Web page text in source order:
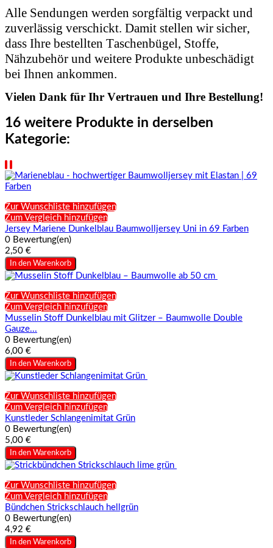
Alle Sendungen werden sorgfältig verpackt und
zuverlässig verschickt. Damit stellen wir sicher,
dass Ihre bestellten Taschenbügel, Stoffe,
Nähzubehör und weitere Produkte unbeschädigt
bei Ihnen ankommen.
Vielen Dank für Ihr Vertrauen und Ihre Bestellung!
16 weitere Produkte in derselben
Kategorie:
Zur Wunschliste hinzufügen
Zum Vergleich hinzufügen
Jersey Mariene Dunkelblau Baumwolljersey Uni in 69 Farben
0 Bewertung(en)
2,50 €
In den Warenkorb
Zur Wunschliste hinzufügen
Zum Vergleich hinzufügen
Musselin Stoff Dunkelblau mit Glitzer – Baumwolle Double
Gauze...
0 Bewertung(en)
6,00 €
In den Warenkorb
Zur Wunschliste hinzufügen
Zum Vergleich hinzufügen
Kunstleder Schlangenimitat Grün
0 Bewertung(en)
5,00 €
In den Warenkorb
Zur Wunschliste hinzufügen
Zum Vergleich hinzufügen
Bündchen Strickschlauch hellgrün
0 Bewertung(en)
4,92 €
In den Warenkorb